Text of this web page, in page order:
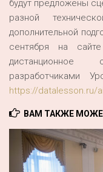
будут предложены
разной
дополнительной
сентября на
разработчиками
https://datalesson.ru/
ВАМ ТАКЖЕ